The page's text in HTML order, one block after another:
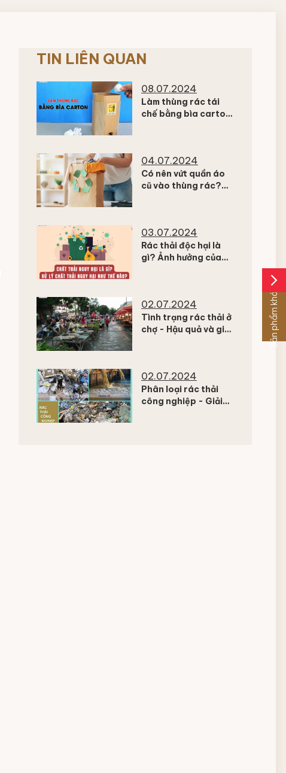
TIN LIÊN QUAN
08.07.2024
Làm thùng rác tái
chế bằng bìa carton
04.07.2024
Có nên vứt quần áo
cũ vào thùng rác?
03.07.2024
Rác thải độc hại là
gì? Ảnh hưởng của
02.07.2024
Tình trạng rác thải ở
chợ - Hậu quả và giải
02.07.2024
Phân loại rác thải
công nghiệp - Giải
arrow_forward_ios
Sản phẩm khác